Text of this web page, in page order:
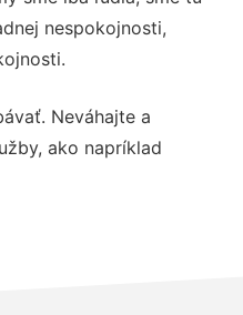
nespokojnosti,
Neváhajte a
ako napríklad